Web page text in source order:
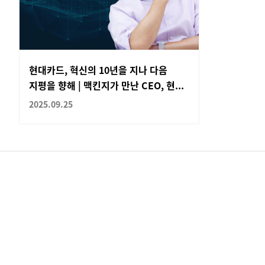
현대카드, 혁신의 10년을 지나 다음
지평을 향해 | 맥킨지가 만난 CEO, 현...
2025.09.25